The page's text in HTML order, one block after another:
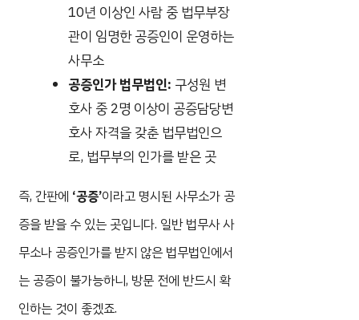
10년 이상인 사람 중 법무부장
관이 임명한 공증인이 운영하는
사무소
공증인가 법무법인: 구성원 변
호사 중 2명 이상이 공증담당변
호사 자격을 갖춘 법무법인으
로, 법무부의 인가를 받은 곳
즉, 간판에 ‘공증’이라고 명시된 사무소가 공
증을 받을 수 있는 곳입니다. 일반 법무사 사
무소나 공증인가를 받지 않은 법무법인에서
는 공증이 불가능하니, 방문 전에 반드시 확
인하는 것이 좋겠죠.